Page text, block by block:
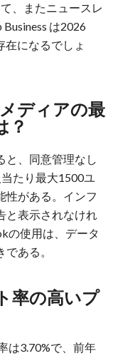
、またニュースレ
は2026
になるでしょ
ディアの最
？
と、同意管理なし
たり最大1500ユ
性がある。インフ
と表示されなけれ
の使用は、データ
ある。
率の高いプ
は3.70%で、前年